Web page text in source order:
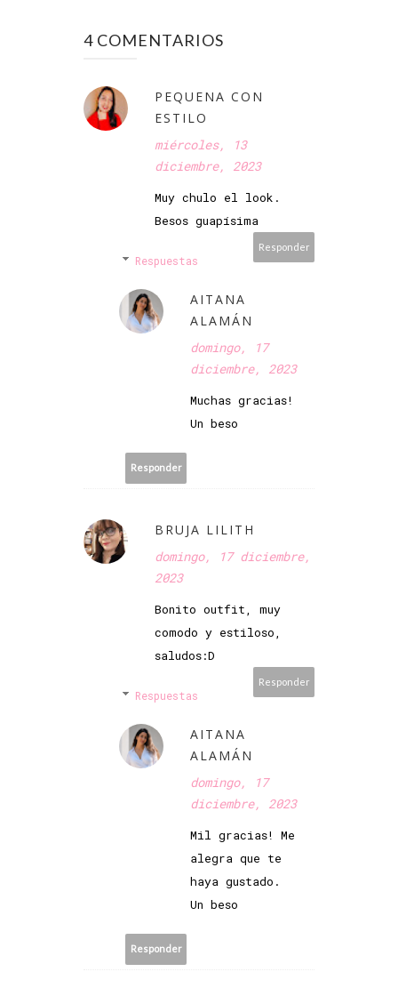
4 COMENTARIOS
PEQUENA CON
ESTILO
miércoles, 13
diciembre, 2023
Muy chulo el look.
Besos guapísima
Responder
Respuestas
AITANA
ALAMÁN
domingo, 17
diciembre, 2023
Muchas gracias!
Un beso
Responder
BRUJA LILITH
domingo, 17 diciembre,
2023
Bonito outfit, muy
comodo y estiloso,
saludos:D
Responder
Respuestas
AITANA
ALAMÁN
domingo, 17
diciembre, 2023
Mil gracias! Me
alegra que te
haya gustado.
Un beso
Responder